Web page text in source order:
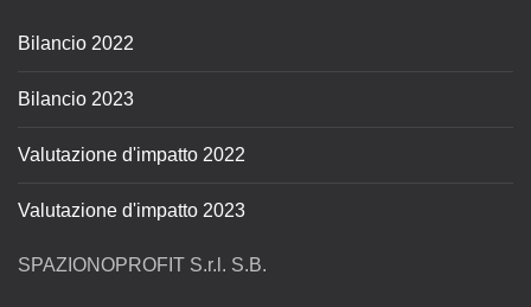
Bilancio 2022
Bilancio 2023
Valutazione d'impatto 2022
Valutazione d'impatto 2023
SPAZIONOPROFIT S.r.l. S.B.